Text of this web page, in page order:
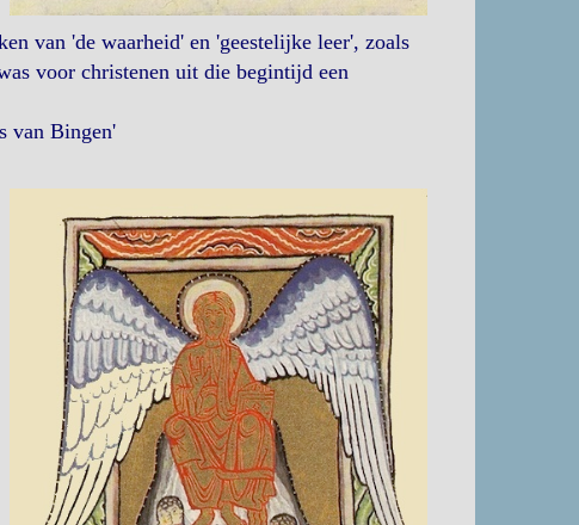
van 'de waarheid' en 'geestelijke leer', zoals
voor christenen uit die begintijd een
van Bingen'